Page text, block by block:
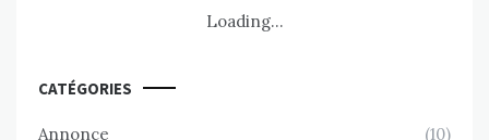
Loading...
CATÉGORIES
Annonce
(10)